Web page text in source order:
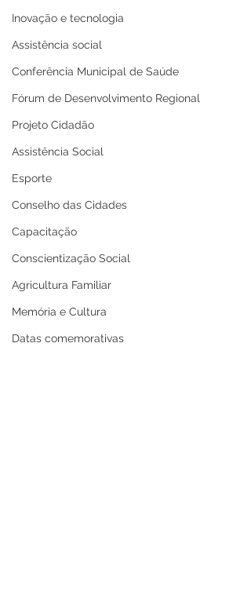
Inovação e tecnologia
Assistência social
Conferência Municipal de Saúde
Fórum de Desenvolvimento Regional
Projeto Cidadão
Assistência Social
Esporte
Conselho das Cidades
Capacitação
Conscientização Social
Agricultura Familiar
Memória e Cultura
Datas comemorativas